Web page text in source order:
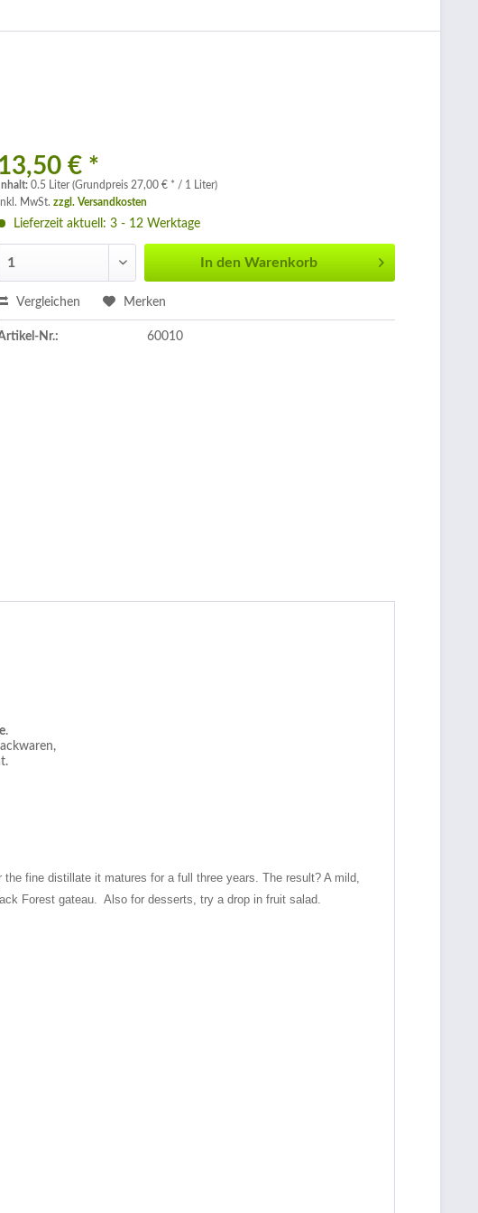
13,50 € *
Inhalt:0.5 Liter (Grundpreis 27,00 € * / 1 Liter)
MwSt.zzgl. Versandkosten
Lieferzeit aktuell: 3 - 12 Werktage
In den Warenkorb
Vergleichen Merken
Nr.: 60010
.
fine distillate it matures for a full three years. The result? A mild,
Forest gateau. Also for desserts, try a drop in fruit salad.